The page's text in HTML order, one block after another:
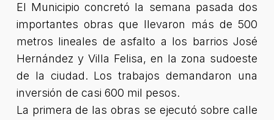
El Municipio concretó la semana pasada dos
importantes obras que llevaron más de 500
metros lineales de asfalto a los barrios José
Hernández y Villa Felisa, en la zona sudoeste
de la ciudad. Los trabajos demandaron una
inversión de casi 600 mil pesos.
La primera de las obras se ejecutó sobre calle